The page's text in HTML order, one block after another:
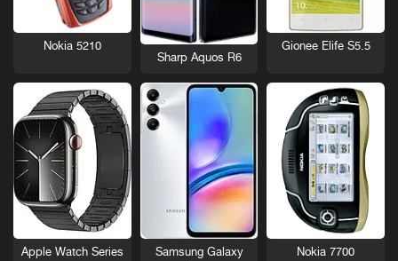
Gionee Elife S5.5
Sharp Aquos R6
Nokia 5210
Nokia 7700
Samsung Galaxy
Apple Watch Series